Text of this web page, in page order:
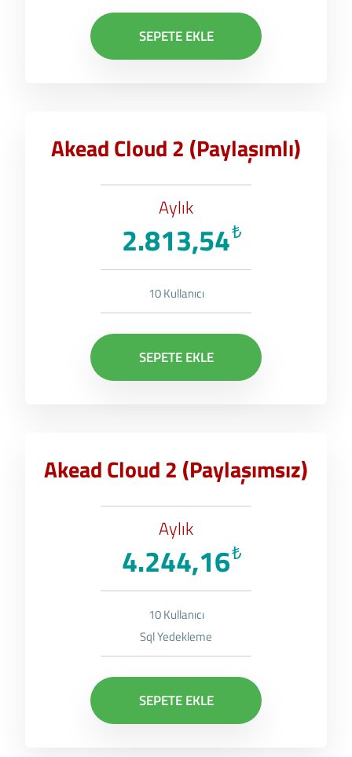
SEPETE EKLE
Akead Cloud 2 (Paylaşımlı)
Aylık
₺
2.813,54
10 Kullanıcı
SEPETE EKLE
Akead Cloud 2 (Paylaşımsız)
Aylık
₺
4.244,16
10 Kullanıcı
Sql Yedekleme
SEPETE EKLE